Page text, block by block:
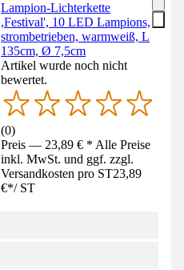
Lampion-Lichterkette
,Festival', 10 LED Lampions,
strombetrieben, warmweiß, L
135cm, Ø 7,5cm
Artikel wurde noch nicht
bewertet.
(0)
Preis — 23,89 € * Alle Preise
inkl. MwSt. und ggf. zzgl.
Versandkosten pro ST23,89
€*/ ST